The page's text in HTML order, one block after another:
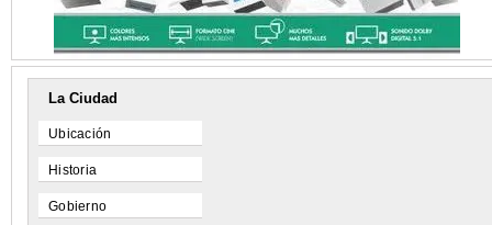
La Ciudad
Ubicación
Historia
Gobierno